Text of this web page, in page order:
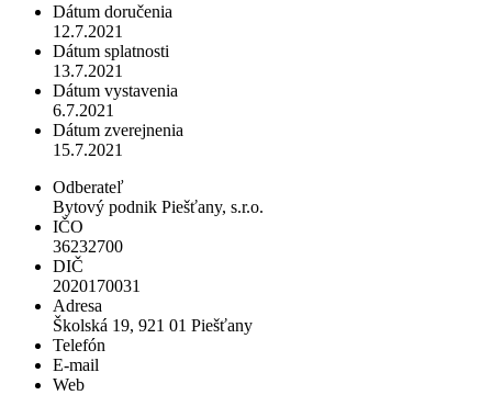
Dátum doručenia
12.7.2021
Dátum splatnosti
13.7.2021
Dátum vystavenia
6.7.2021
Dátum zverejnenia
15.7.2021
Odberateľ
Bytový podnik Piešťany, s.r.o.
IČO
36232700
DIČ
2020170031
Adresa
Školská 19, 921 01 Piešťany
Telefón
E-mail
Web